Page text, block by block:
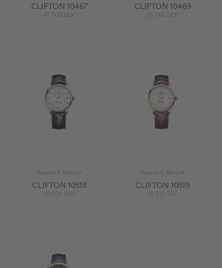
CLIFTON 10467
41 500 SEK
CLIFTON 10469
99 000 SEK
Baume & Mercier
CLIFTON 10518
41 500 SEK
Baume & Mercier
CLIFTON 10519
51 500 SEK